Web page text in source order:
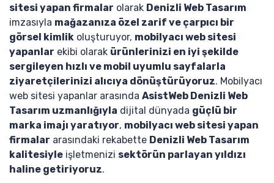
sitesi yapan firmalar olarak Denizli Web Tasarım
imzasıyla mağazanıza özel zarif ve çarpıcı bir
görsel kimlik oluşturuyor, mobilyacı web sitesi
yapanlar ekibi olarak ürünlerinizi en iyi şekilde
sergileyen hızlı ve mobil uyumlu sayfalarla
ziyaretçilerinizi alıcıya dönüştürüyoruz. Mobilyacı
web sitesi yapanlar arasında AsistWeb Denizli Web
Tasarım uzmanlığıyla dijital dünyada güçlü bir
marka imajı yaratıyor, mobilyacı web sitesi yapan
firmalar arasındaki rekabette Denizli Web Tasarım
kalitesiyle işletmenizi sektörün parlayan yıldızı
haline getiriyoruz.